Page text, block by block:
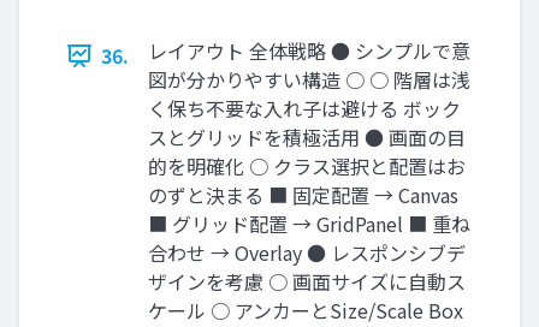
36.
レイアウト 全体戦略 ● シンプルで意
図が分かりやすい構造 ○ ○ 階層は浅
く保ち不要な入れ子は避ける ボック
スとグリッドを積極活用 ● 画面の目
的を明確化 ○ クラス選択と配置はお
のずと決まる ■ 固定配置 → Canvas
■ グリッド配置 → GridPanel ■ 重ね
合わせ → Overlay ● レスポンシブデ
ザインを考慮 ○ 画面サイズに自動ス
ケール ○ アンカーとSize/Scale Box